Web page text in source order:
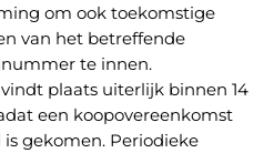
om ook toekomstige
van het betreffende
te innen.
plaats uiterlijk binnen 14
een koopovereenkomst
gekomen. Periodieke